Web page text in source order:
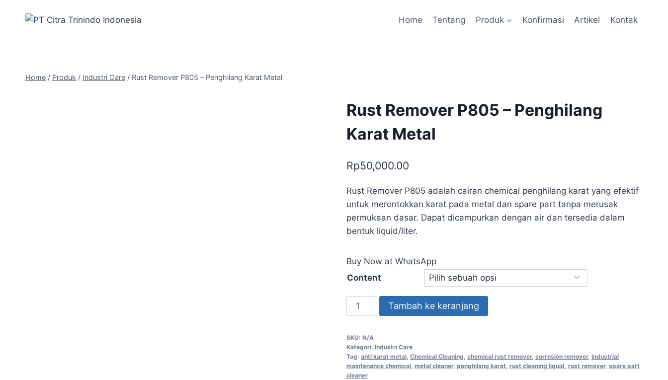
Home Tentang Produk Konfirmasi Artikel Kontak
Home / Produk / Industri Care / Rust Remover P805 – Penghilang Karat Metal
Rust Remover P805 – Penghilang
Karat Metal
Rp50,000.00
Rust Remover P805 adalah cairan chemical penghilang karat yang efektif
untuk merontokkan karat pada metal dan spare part tanpa merusak
permukaan dasar. Dapat dicampurkan dengan air dan tersedia dalam
bentuk liquid/liter.
Buy Now at WhatsApp
Content
Tambah ke keranjang
SKU: N/A
Kategori: Industri Care
Tag: anti karat metal, Chemical Cleaning chemical rust remover, corrosion remover, industrial
maintenance chemical, metal cleaner, penghilang karat rust cleaning liquid rust remover, spare part
cleaner